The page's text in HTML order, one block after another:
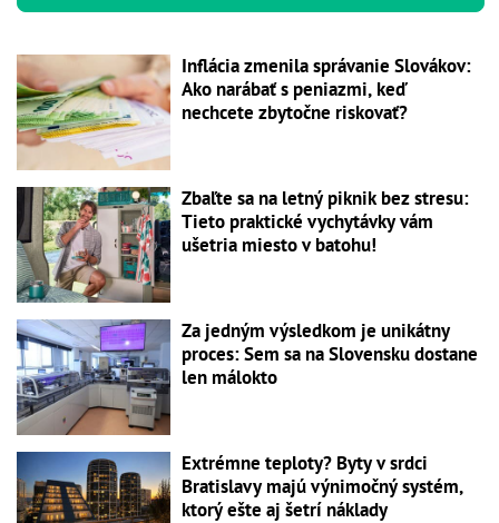
Inflácia zmenila správanie Slovákov:
Ako narábať s peniazmi, keď
nechcete zbytočne riskovať?
Zbaľte sa na letný piknik bez stresu:
Tieto praktické vychytávky vám
ušetria miesto v batohu!
Za jedným výsledkom je unikátny
proces: Sem sa na Slovensku dostane
len málokto
Extrémne teploty? Byty v srdci
Bratislavy majú výnimočný systém,
ktorý ešte aj šetrí náklady